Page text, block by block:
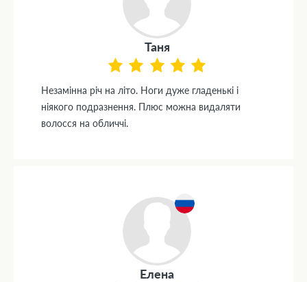
Таня
Незамінна річ на літо. Ноги дуже гладенькі і
ніякого подразнення. Плюс можна видаляти
волосся на обличчі.
Елена